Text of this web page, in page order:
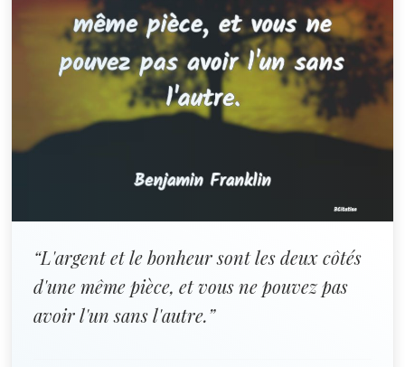
“L'argent et le bonheur sont les deux côtés
d'une même pièce, et vous ne pouvez pas
avoir l'un sans l'autre.”